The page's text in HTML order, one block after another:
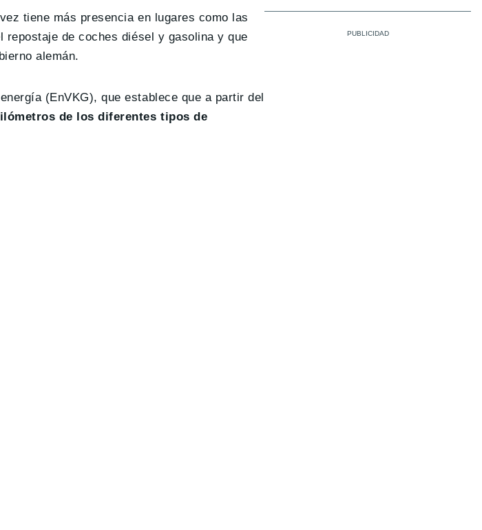
tiene más presencia en lugares como las
de coches diésel y gasolina y que
alemán.
(EnVKG), que establece que a partir del
de los diferentes tipos de